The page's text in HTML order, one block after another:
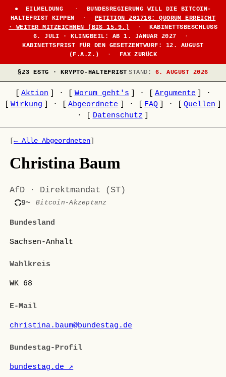
EILMELDUNG ·
BUNDESREGIERUNG WILL DIE BITCOIN-
HALTEFRIST KIPPEN
·
PETITION 201716: QUORUM ERREICHT
· WEITER MITZEICHNEN (BIS 15.9.)
·
KABINETTSBESCHLUSS
6. JULI · KLINGBEIL: AB 1. JANUAR 2027
·
KABINETTSFRIST FÜR DEN GESETZENTWURF: 12. AUGUST
(F.A.Z.)
· FAX ZURÜCK
§23 ESTG · KRYPTO-HALTEFRIST STAND: 6. AUGUST 2026
Aktion · Worum geht's · Argumente
·
Wirkung · Abgeordnete · FAQ · Quellen
·
Datenschutz
[← Alle Abgeordneten]
Christina Baum
AfD · Direktmandat (ST)
9~ Bitcoin-Akzeptanz
Bundesland
Sachsen-Anhalt
Wahlkreis
WK 68
E-Mail
christina.baum@bundestag.de
Bundestag-Profil
bundestag.de ↗